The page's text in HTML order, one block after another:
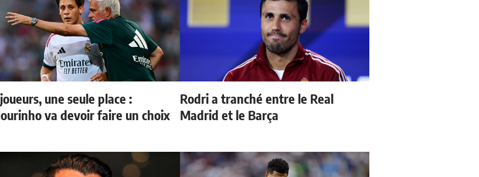
une seule place :
va devoir faire un choix
Rodri a tranché entre le Real
Madrid et le Barça